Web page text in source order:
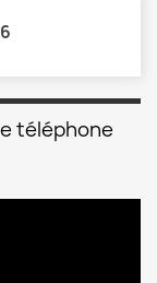
téléphone